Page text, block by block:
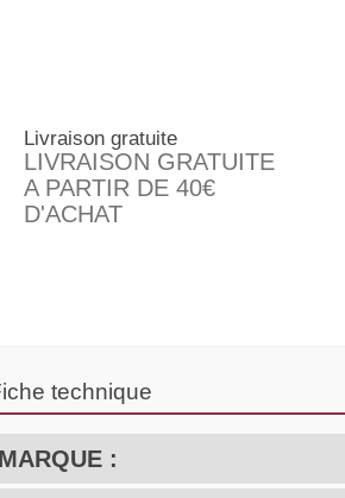
Livraison gratuite
LIVRAISON GRATUITE
A PARTIR DE 40€
D'ACHAT
technique
MARQUE :